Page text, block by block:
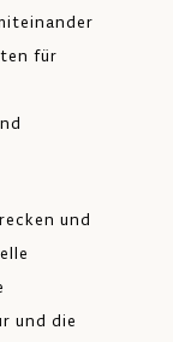
für
und
und die